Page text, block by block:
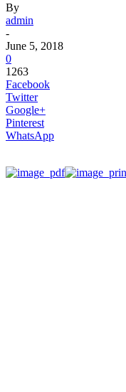
By
admin
-
June 5, 2018
0
1263
Facebook
Twitter
Google+
Pinterest
WhatsApp